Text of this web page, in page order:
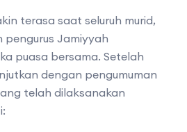
terasa saat seluruh murid,
pengurus Jamiyyah
puasa bersama. Setelah
dengan pengumuman
telah dilaksanakan